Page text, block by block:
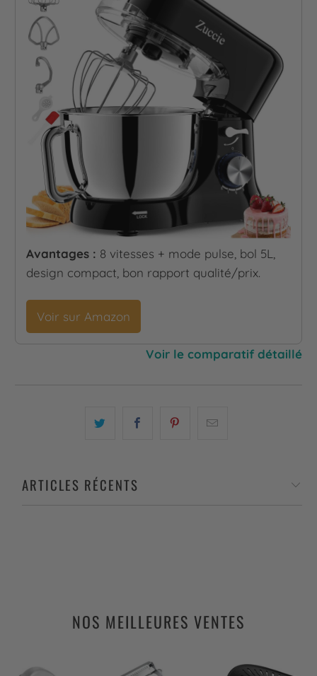
Avantages : 8 vitesses + mode pulse, bol 5L,
design compact, bon rapport qualité/prix.
Voir sur Amazon
Voir le comparatif détaillé
ARTICLES RÉCENTS
NOS MEILLEURES VENTES